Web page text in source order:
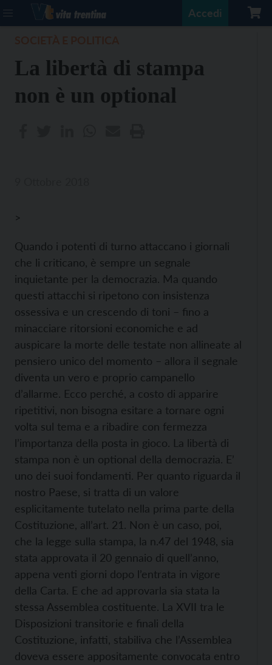
Accedi
La libertà di stampa
non è un optional
>
Quando i potenti di turno attaccano i giornali
che li criticano, è sempre un segnale
inquietante per la democrazia. Ma quando
questi attacchi si ripetono con insistenza
ossessiva e un crescendo di toni – fino a
minacciare ritorsioni economiche e ad
auspicare la morte delle testate non allineate al
pensiero unico del momento – allora il segnale
diventa un vero e proprio campanello
d’allarme. Ecco perché, a costo di apparire
ripetitivi, non bisogna esitare a tornare ogni
volta sul tema e a ribadire con fermezza
l’importanza della posta in gioco. La libertà di
stampa non è un optional della democrazia. E’
uno dei suoi fondamenti. Per quanto riguarda il
nostro Paese, si tratta di un valore
esplicitamente tutelato nella prima parte della
Costituzione, all’art. 21. Non è un caso, poi,
che la legge sulla stampa, la n.47 del 1948, sia
stata approvata il 20 gennaio di quell’anno,
appena venti giorni dopo l’entrata in vigore
della Carta. E che ad approvarla sia stata la
stessa Assemblea costituente. La XVII tra le
Disposizioni transitorie e finali della
Costituzione, infatti, stabiliva che l’Assemblea
doveva essere appositamente convocata entro